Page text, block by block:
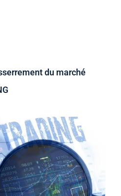
du marché